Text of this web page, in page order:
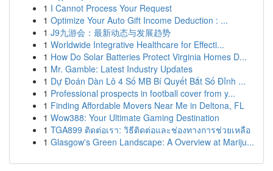
1 I Cannot Process Your Request
1 Optimize Your Auto Gift Income Deduction : ...
1 J9九游会：最新动态与发展趋势
1 Worldwide Integrative Healthcare for Effecti...
1 How Do Solar Batteries Protect Virginia Homes D...
1 Mr. Gamble: Latest Industry Updates
1 Dự Đoán Dàn Lô 4 Số MB Bí Quyết Bắt Số Đỉnh ...
1 Professional prospects in football cover from y...
1 Finding Affordable Movers Near Me in Deltona, FL
1 Wow388: Your Ultimate Gaming Destination
1 TGA899 ติดต่อเรา: วิธีติดต่อและช่องทางการช่วยเหลือ
1 Glasgow's Green Landscape: A Overview at Mariju...